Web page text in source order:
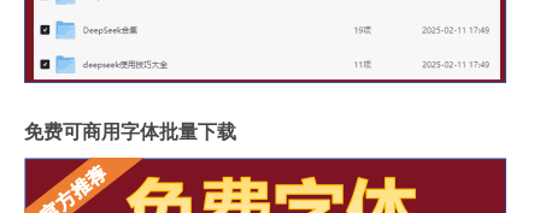
免费可商用字体批量下载